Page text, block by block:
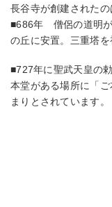
長谷寺が創建されたの
■686年 僧侶の道明が
の丘に安置。三重塔を
■727年に聖武天皇の
本堂がある場所に「
まりとされています。